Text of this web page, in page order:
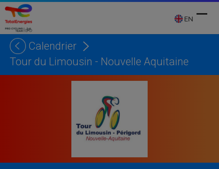
Skip
content
EN
Calendrier
Tour du Limousin - Nouvelle Aquitaine